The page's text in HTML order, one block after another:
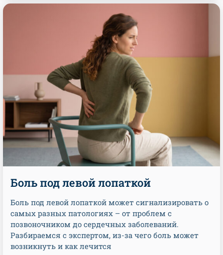
Боль под левой лопаткой
Боль под левой лопаткой может сигнализировать о
самых разных патологиях – от проблем с
позвоночником до сердечных заболеваний.
Разбираемся с экспертом, из-за чего боль может
возникнуть и как лечится